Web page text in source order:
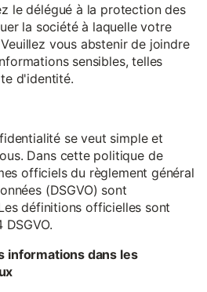
le délégué à la protection des
la société à laquelle votre
vous abstenir de joindre
sensibles, telles
d'identité.
se veut simple et
Dans cette politique de
officiels du règlement général
(DSGVO) sont
définitions officielles sont
informations dans les